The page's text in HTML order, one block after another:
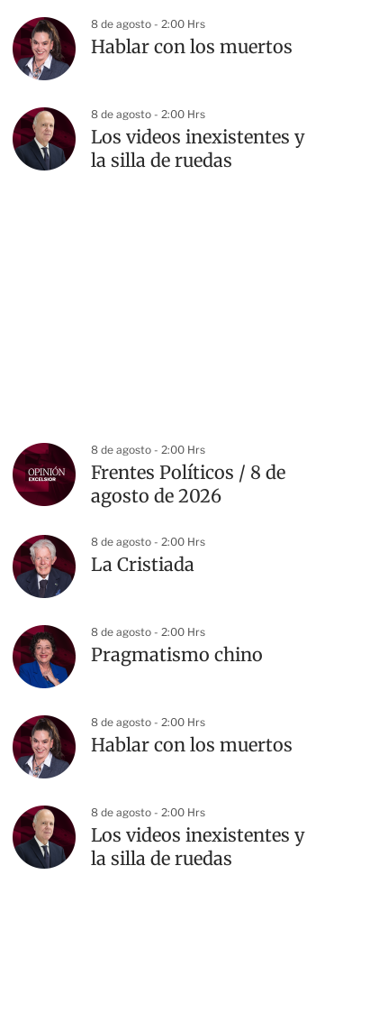
8 de agosto - 2:00 Hrs
Hablar con los muertos
8 de agosto - 2:00 Hrs
Los videos inexistentes y
la silla de ruedas
8 de agosto - 2:00 Hrs
Frentes Políticos / 8 de
agosto de 2026
8 de agosto - 2:00 Hrs
La Cristiada
8 de agosto - 2:00 Hrs
Pragmatismo chino
8 de agosto - 2:00 Hrs
Hablar con los muertos
8 de agosto - 2:00 Hrs
Los videos inexistentes y
la silla de ruedas